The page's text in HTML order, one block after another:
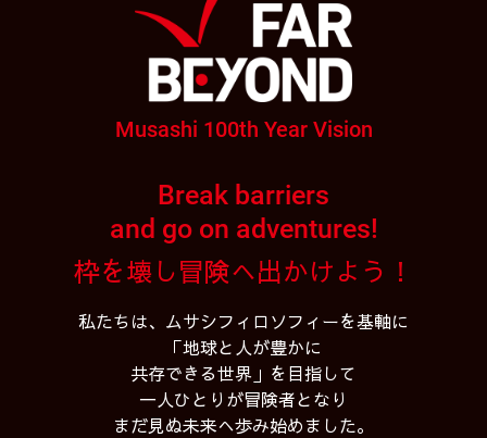
Musashi 100th Year Vision
Break barriers
and go on adventures!
枠を壊し冒険へ出かけよう！
私たちは、ムサシフィロソフィーを基軸に
「地球と人が豊かに
共存できる世界」を目指して
一人ひとりが冒険者となり
まだ見ぬ未来へ歩み始めました。